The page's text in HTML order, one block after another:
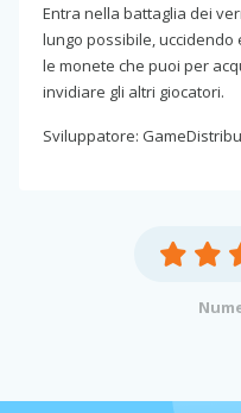
Entra nella battaglia dei
lungo possibile, uccidendo
le monete che puoi per
invidiare gli altri giocatori.
Sviluppatore: